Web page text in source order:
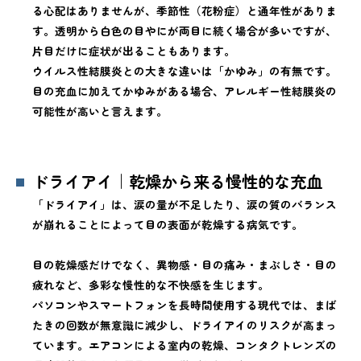
る心配はありませんが、季節性（花粉症）と通年性がありま
す。透明から白色の目やにが両目に続く場合が多いですが、
片目だけに症状が出ることもあります。
ウイルス性結膜炎との大きな違いは「かゆみ」の有無です。
目の充血に加えてかゆみがある場合、アレルギー性結膜炎の
可能性が高いと言えます。
ドライアイ｜乾燥から来る慢性的な充血
「ドライアイ」は、涙の量が不足したり、涙の質のバランス
が崩れることによって目の表面が乾燥する病気です。
目の乾燥感だけでなく、異物感・目の痛み・まぶしさ・目の
疲れなど、多彩な慢性的な不快感を生じます。
パソコンやスマートフォンを長時間使用する現代では、まば
たきの回数が無意識に減少し、ドライアイのリスクが高まっ
ています。エアコンによる室内の乾燥、コンタクトレンズの